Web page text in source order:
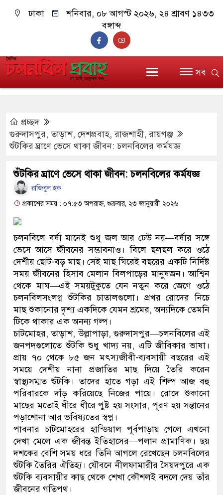
ঢাকা
শনিবার, ০৮ আগস্ট ২০২৬, ২৪ শ্রাবণ ১৪৩৩
বঙ্গাব্দ
সব
প্রচ্ছদ
গুরুদাসপুর,তাড়াশ, দেশপ্রবাহ,রাজশাহী,রায়গঞ্জ
শুঁটকির ঘ্রাণে ভেসে থাকা জীবন: চলনবিলের কর্মযজ্ঞ
শুঁটকির ঘ্রাণে ভেসে থাকা জীবন: চলনবিলের কর্মযজ্ঞ
রাজিবুল হক
প্রকাশের সময় : ০৭:৫৩ অপরাহ্ন, শুক্রবার, ২৩ জানুয়ারী ২০২৬
চলনবিলে বর্ষা মানেই শুধু জল আর ঢেউ নয়—বর্ষার সঙ্গে
ভেসে আসে জীবনের সম্ভাবনাও। বিলে ছলছল করে ওঠে
দেশীয় ছোট-বড় মাছ। সেই মাছ ঘিরেই বছরের একটি নির্দিষ্ট
সময় জীবনের হিসাব মেলান বিলপাড়ের মানুষজন। আশ্বিন
থেকে মাঘ—এই সময়টুকুতে যেন নতুন করে জেগে ওঠে
চলনবিলসংলগ্ন শুঁটকির চাতালগুলো। প্রখর রোদের নিচে
মাছ শুকানোর দৃশ্য একদিকে যেমন শ্রমের, অন্যদিকে তেমনি
টিকে থাকার এক অনন্য গল্প।
চাটমোহর, তাড়াশ, উল্লাপাড়া, গুরুদাসপুর—চলনবিলের এই
জনপদগুলোতে শুঁটকি শুধু খাদ্য নয়, এটি জীবিকার ভাষা।
প্রায় ৭০ থেকে ৮৫ জন মৎস্যজীবী-ব্যবসায়ী বছরের এই
সময়ে দেশীয় নানা প্রজাতির মাছ দিয়ে তৈরি করেন
স্বাস্থ্যসম্মত শুঁটকি। তাদের হাতে গড়া এই শিল্প আজ বহু
পরিবারকে দাঁড় করিয়েছে নিজের পায়ে। রোদে শুকানো
মাছের মতোই ধীরে ধীরে পুষ্ট হয় সংসার, পূরণ হয় সন্তানের
পড়াশোনা আর ভবিষ্যতের স্বপ্ন।
পাবনার চাটমোহরের হান্ডিয়াল পূর্বপাড়ায় গেলে এখনো
দেখা মেলে এক জীবন্ত ইতিহাসের—পলান প্রামাণিক। ছয়
দশকের বেশি সময় ধরে তিনি আগলে রেখেছেন চলনবিলের
শুঁটকি তৈরির ঐতিহ্য। যৌবনে নীলফামারীর সৈয়দপুরে এক
শুঁটকি ব্যবসায়ীর কাছ থেকে শেখা কৌশলই বদলে দেয় তাঁর
জীবনের গতিপথ।